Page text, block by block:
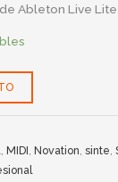
Ableton Live Lite
,MIDI,Novation,sinte,